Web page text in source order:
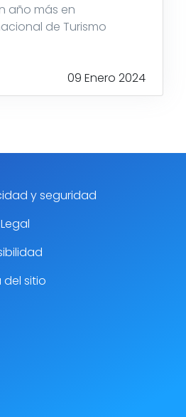
año más en
de Turismo
09 Enero 2024
y seguridad
sitio